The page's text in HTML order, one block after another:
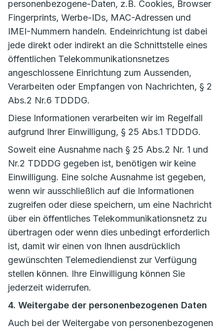
personenbezogene-Daten, z.B. Cookies, Browser
Fingerprints, Werbe-IDs, MAC-Adressen und
IMEI-Nummern handeln. Endeinrichtung ist dabei
jede direkt oder indirekt an die Schnittstelle eines
öffentlichen Telekommunikationsnetzes
angeschlossene Einrichtung zum Aussenden,
Verarbeiten oder Empfangen von Nachrichten, § 2
Abs.2 Nr.6 TDDDG.
Diese Informationen verarbeiten wir im Regelfall
aufgrund Ihrer Einwilligung, § 25 Abs.1 TDDDG.
Soweit eine Ausnahme nach § 25 Abs.2 Nr. 1 und
Nr.2 TDDDG gegeben ist, benötigen wir keine
Einwilligung. Eine solche Ausnahme ist gegeben,
wenn wir ausschließlich auf die Informationen
zugreifen oder diese speichern, um eine Nachricht
über ein öffentliches Telekommunikationsnetz zu
übertragen oder wenn dies unbedingt erforderlich
ist, damit wir einen von Ihnen ausdrücklich
gewünschten Telemediendienst zur Verfügung
stellen können. Ihre Einwilligung können Sie
jederzeit widerrufen.
4. Weitergabe der personenbezogenen Daten
Auch bei der Weitergabe von personenbezogenen